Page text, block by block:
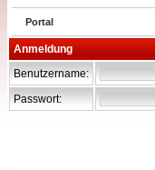
Portal
Anmeldung
Benutzername:
Passwort: